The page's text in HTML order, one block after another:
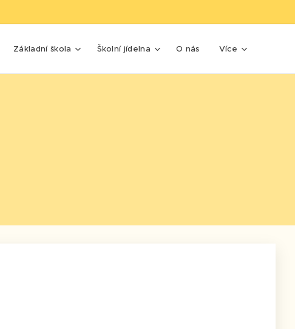
Základní škola Školní jídelna O nás Více